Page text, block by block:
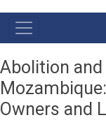
NAVEGAÇÃO
PRINCIPAL
Abolition
Owners and